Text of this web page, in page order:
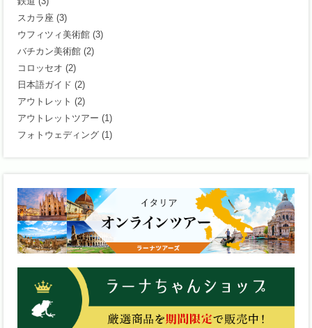
スカラ座 (3)
ウフィツィ美術館 (3)
バチカン美術館 (2)
コロッセオ (2)
日本語ガイド (2)
アウトレット (2)
アウトレットツアー (1)
フォトウェディング (1)